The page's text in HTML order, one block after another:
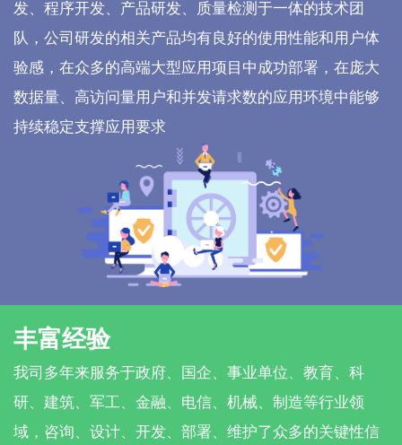
发、程序开发、产品研发、质量检测于一体的技术团
队，公司研发的相关产品均有良好的使用性能和用户体
验感，在众多的高端大型应用项目中成功部署，在庞大
数据量、高访问量用户和并发请求数的应用环境中能够
持续稳定支撑应用要求
丰富经验
我司多年来服务于政府、国企、事业单位、教育、科
研、建筑、军工、金融、电信、机械、制造等行业领
域，咨询、设计、开发、部署、维护了众多的关键性信